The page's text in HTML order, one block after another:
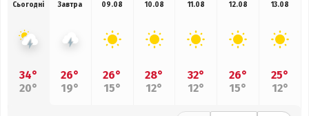
Сьогодні
34°
20°
Завтра
26°
19°
09.08
26°
15°
10.08
28°
12°
11.08
32°
12°
12.08
26°
15°
13.08
25°
12°